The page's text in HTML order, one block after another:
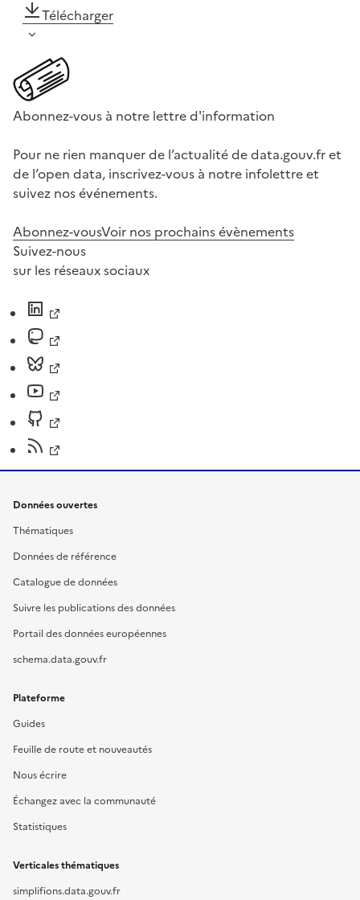
Télécharger
Abonnez-vous à notre lettre d'information
Pour ne rien manquer de l’actualité de data.gouv.fr et
de l’open data, inscrivez-vous à notre infolettre et
suivez nos événements.
Abonnez-vousVoir nos prochains évènements
Suivez-nous
sur les réseaux sociaux
Données ouvertes
Thématiques
Données de référence
Catalogue de données
Suivre les publications des données
Portail des données européennes
schema.data.gouv.fr
Plateforme
Guides
Feuille de route et nouveautés
Nous écrire
Échangez avec la communauté
Statistiques
Verticales thématiques
simplifions.data.gouv.fr